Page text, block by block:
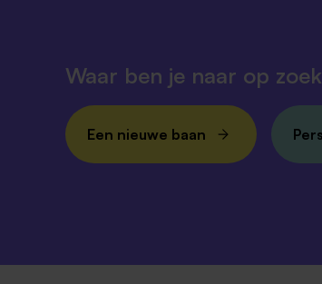
Waar ben je naar op
Een nieuwe baan